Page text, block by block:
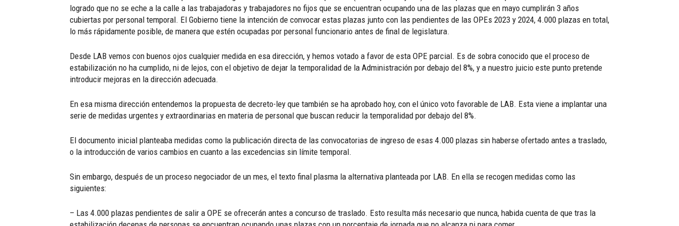
logrado que no se eche a la calle a las trabajadoras y trabajadores no fijos que se encuentran ocupando una de las plazas que en mayo cumplirán 3 años
cubiertas por personal temporal. El Gobierno tiene la intención de convocar estas plazas junto con las pendientes de las OPEs 2023 y 2024, 4.000 plazas en total,
lo más rápidamente posible, de manera que estén ocupadas por personal funcionario antes de final de legislatura.
Desde LAB vemos con buenos ojos cualquier medida en esa dirección, y hemos votado a favor de esta OPE parcial. Es de sobra conocido que el proceso de
estabilización no ha cumplido, ni de lejos, con el objetivo de dejar la temporalidad de la Administración por debajo del 8%, y a nuestro juicio este punto pretende
introducir mejoras en la dirección adecuada.
En esa misma dirección entendemos la propuesta de decreto-ley que también se ha aprobado hoy, con el único voto favorable de LAB. Esta viene a implantar una
serie de medidas urgentes y extraordinarias en materia de personal que buscan reducir la temporalidad por debajo del 8%.
El documento inicial planteaba medidas como la publicación directa de las convocatorias de ingreso de esas 4.000 plazas sin haberse ofertado antes a traslado,
o la introducción de varios cambios en cuanto a las excedencias sin límite temporal.
Sin embargo, después de un proceso negociador de un mes, el texto final plasma la alternativa planteada por LAB. En ella se recogen medidas como las
siguientes:
– Las 4.000 plazas pendientes de salir a OPE se ofrecerán antes a concurso de traslado. Esto resulta más necesario que nunca, habida cuenta de que tras la